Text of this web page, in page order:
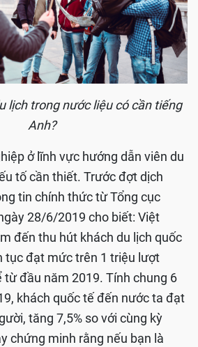
lịch trong nước liệu có cần tiếng
Anh?
ở lĩnh vực hướng dẫn viên du
tố cần thiết. Trước đợt dịch
tin chính thức từ Tổng cục
28/6/2019 cho biết: Việt
đến thu hút khách du lịch quốc
tục đạt mức trên 1 triệu lượt
từ đầu năm 2019. Tính chung 6
khách quốc tế đến nước ta đạt
tăng 7,5% so với cùng kỳ
chứng minh rằng nếu bạn là